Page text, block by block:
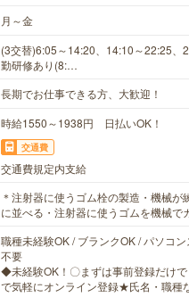
月～金
(3交替)6:05～14:20、14:10～22:25
勤研修あり(8:…
長期でお仕事できる方、大歓迎！
時給1550～1938円 日払いOK！
交通費
交通費規定内支給
＊注射器に使うゴム栓の製造・機械が
に並べる・注射器に使うゴムを機械
職種未経験OK / ブランクOK / パソコ
不要
◆未経験OK！〇まずは事前登録だけ
で気軽にオンライン登録★氏名・職種